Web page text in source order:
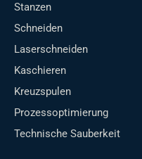
Stanzen
Schneiden
Laserschneiden
Kaschieren
Kreuzspulen
Prozessoptimierung
Technische Sauberkeit